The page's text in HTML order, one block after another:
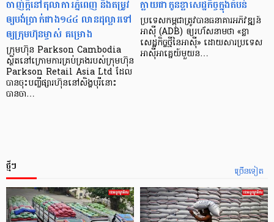
ចាញ់ក្ដីនៅតុលាការភ្នំពេញ និងតម្រូវ
ឲ្យបង់ប្រាក់ជាង១៤៤ លានដុល្លារទៅ
ឲ្យក្រុមហ៊ុនម្ចាស់ គម្រោង
ក្រុមហ៊ុន Parkson Cambodia
ស្ថិតនៅក្រោមការគ្រប់គ្រងរបស់ក្រុមហ៊ុន
Parkson Retail Asia Ltd ដែល
បានចុះបញ្ចីផ្សារហ៊ុននៅសិង្ហបុរីនោះ
បានចា…
ក្លាយ​ជា​កូន​ខ្លា​សេដ្ឋកិច្ច​ក្នុង​តំបន់
ប្រទេស​កម្ពុជា​ត្រូវ​បាន​ធនាគារ​អភិវឌ្ឍន៍​
អាស៊ី (ADB) ឲ្យ​រហ័ស​នាមថា «ខ្លា​
សេដ្ឋកិច្ច​ថ្មី​នៃ​អាស៊ី» ដោយសារ​ប្រទេស​
អាស៊ី​អាគ្នេយ៍​មួយ​ន…
ច្រើនទៀត
ថ្មីៗ